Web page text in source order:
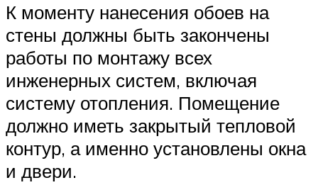
К моменту нанесения обоев на
стены должны быть закончены
работы по монтажу всех
инженерных систем, включая
систему отопления. Помещение
должно иметь закрытый тепловой
контур, а именно установлены окна
и двери.